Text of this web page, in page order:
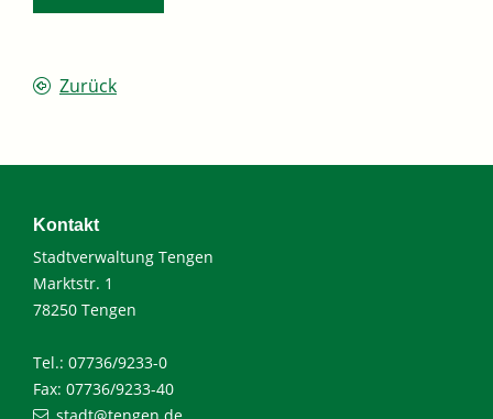
Zurück
Kontakt
Stadtverwaltung Tengen
Marktstr. 1
78250 Tengen
Tel.: 07736/9233-0
Fax: 07736/9233-40